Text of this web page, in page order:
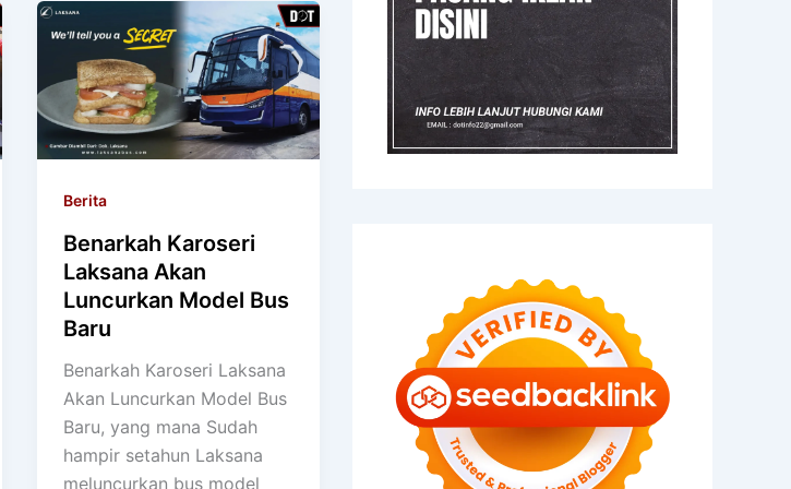
Berita
Benarkah Karoseri
Laksana Akan
Luncurkan Model Bus
Baru
Benarkah Karoseri Laksana
Akan Luncurkan Model Bus
Baru, yang mana Sudah
hampir setahun Laksana
meluncurkan bus model